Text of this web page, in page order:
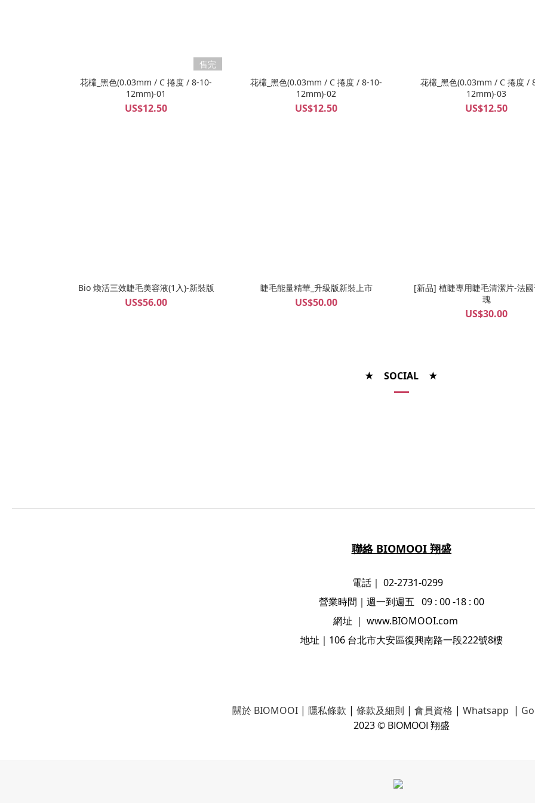
售完
花欉_黑色(0.03mm / C 捲度 / 8-10-
12mm)-01
US$12.50
花欉_黑色(0.03mm / C 捲度 / 8-10-
12mm)-02
US$12.50
花欉_黑色(0.03mm / C 捲度 /
12mm)-03
US$12.50
Bio 煥活三效睫毛美容液(1入)-新裝版
US$56.00
睫毛能量精華_升級版新裝上市
US$50.00
[新品] 植睫專用睫毛清潔片-法
瑰
US$30.00
★ SOCIAL ★
聯絡 BIOMOOI 翔盛
電話｜ 02-2731-0299
營業時間 ｜ 週一到週五 09 : 00 -18 : 00
網址 ｜ www.BIOMOOI.com
地址 ｜106 台北市大安區復興南路一段222號8樓
關於 BIOMOOI | 隱私條款 | 條款及細則 | 會員資格 | Whatsapp |
2023 © BIOMOOI 翔盛